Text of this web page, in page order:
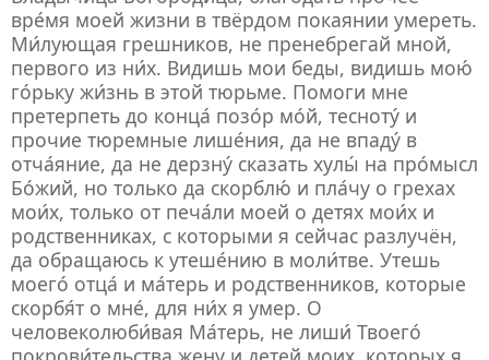
вре́мя моей жизни в твёрдом покаянии умереть.
Ми́лующая грешников, не пренебрегай мной,
первого из ни́х. Видишь мои беды, видишь мою́
го́рьку жи́знь в этой тюрьме. Помоги мне
претерпеть до конца́ позо́р мо́й, тесноту́ и
прочие тюремные лише́ния, да не впаду́ в
отча́яние, да не дерзну́ сказать хулы́ на про́мысл
Бо́жий, но только да скорблю́ и пла́чу о грехах
мои́х, только от печа́ли моей о детях мои́х и
родственниках, с которыми я сейчас разлучён,
да обращаюсь к утеше́нию в моли́тве. Утешь
моего́ отца́ и ма́терь и родственников, которые
скорбя́т о мне́, для ни́х я умер. О
человеколюби́вая Ма́терь, не лиши́ Твоего́